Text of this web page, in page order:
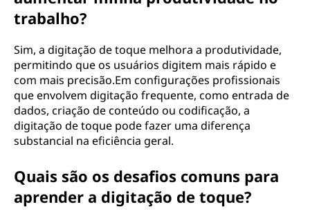
trabalho?
Sim, a digitação de toque melhora a produtividade,
permitindo que os usuários digitem mais rápido e
com mais precisão.Em configurações profissionais
que envolvem digitação frequente, como entrada de
dados, criação de conteúdo ou codificação, a
digitação de toque pode fazer uma diferença
substancial na eficiência geral.
Quais são os desafios comuns para
aprender a digitação de toque?